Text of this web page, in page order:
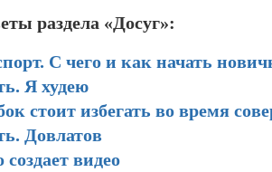
раздела «Досуг»:
С чего и как начать
Я худею
стоит избегать во время
Довлатов
создает видео